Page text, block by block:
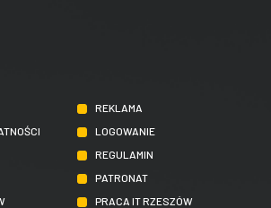
REKLAMA
LOGOWANIE
REGULAMIN
PATRONAT
PRACA IT RZESZÓW